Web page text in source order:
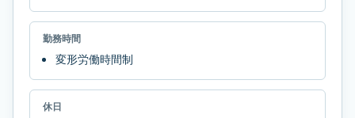
勤務時間
変形労働時間制
休日